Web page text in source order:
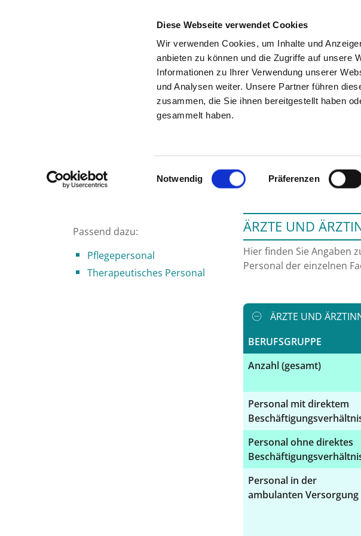
Diese Webseite verwendet Cookies
Wir verwenden Cookies, um Inhalte und
anbieten zu können und die Zugriffe auf unsere
Informationen zu Ihrer Verwendung unserer
und Analysen weiter. Unsere Partner führen
zusammen, die Sie ihnen bereitgestellt haben
gesammelt haben.
Einwilligungsauswahl
Notwendig Präferenzen
Zur Krankenhaus-Startseite
Passend dazu:
Pflegepersonal
Therapeutisches Personal
ÄRZTE UND
Hier finden Sie Angaben
Personal der einzelnen
ÄRZTE UND
BERUFSGRUPPE
Anzahl (gesamt)
Personal mit direktem
Personal ohne direktes
Personal in der
ambulanten Versorgung